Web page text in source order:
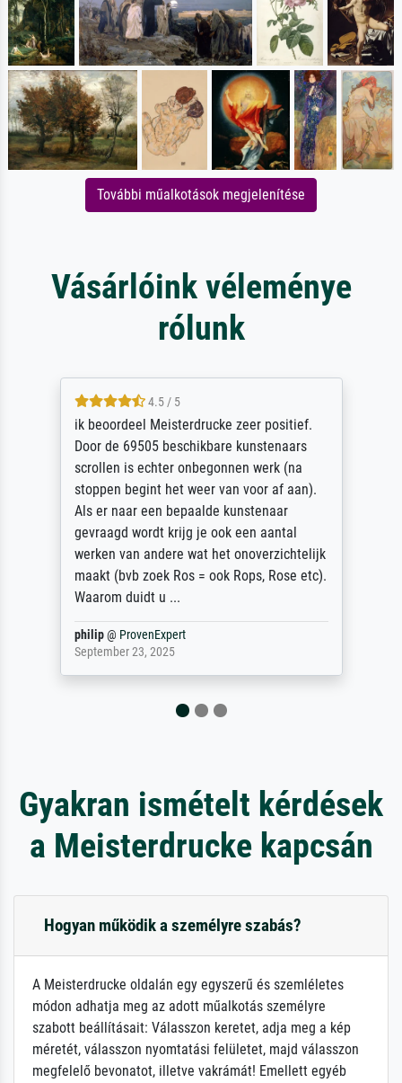
További műalkotások megjelenítése
Vásárlóink véleménye
rólunk
5 / 5
Die Zufriedenheit ist auch nicht dadurch
getrübt, dass das Bild entgegen einer
angegebenen Lieferanschrift (sollte eine
Überraschung für die normannische
Ehefrau sein zum Hochzeits- gleichzeitig
auch Geburtstag sein) doch nach zu Hause
zugestellt wurde.
Jürgen@ProvenExpert
April 22, 2026
Gyakran ismételt kérdések
a Meisterdrucke kapcsán
Hogyan működik a személyre szabás?
A Meisterdrucke oldalán egy egyszerű és szemléletes
módon adhatja meg az adott műalkotás személyre
szabott beállításait: Válasszon keretet, adja meg a kép
méretét, válasszon nyomtatási felületet, majd válasszon
megfelelő bevonatot, illetve vakrámát! Emellett egyéb